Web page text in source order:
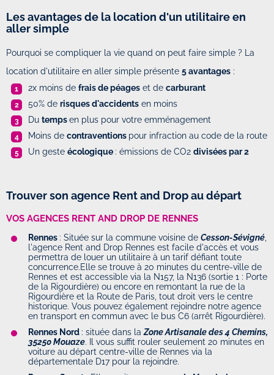
Les avantages de la location d'un utilitaire en
aller simple
Pourquoi se compliquer la vie quand on peut faire simple ? La
location d'utilitaire en aller simple présente 5 avantages :
2x moins de frais de péages et de carburant
50% de risques d'accidents en moins
Du tempsen plus pour votre emménagement
Moins de contraventions pour infraction au code de la route
Un geste écologique : émissions de CO2 divisées par 2
Trouver son agence Rent and Drop au départ
VOS AGENCES RENT AND DROP DE RENNES
Rennes : Située sur la commune voisine de Cesson-Sévigné,
l'agence Rent and Drop Rennes est facile d'accès et vous
permettra de louer un utilitaire à un tarif défiant toute
concurrence.Elle se trouve à 20 minutes du centre-ville de
Rennes et est accessible via la N157, la N136 (sortie 1 : Porte
de la Rigourdière) ou encore en remontant la rue de la
Rigourdière et la Route de Paris, tout droit vers le centre
historique. Vous pouvez également rejoindre notre agence
en transport en commun avec le bus C6 (arrêt Rigourdière).
Rennes Nord : située dans laZone Artisanale des 4 Chemins,
35250 Mouaze. Il vous suffit rouler seulement 20 minutes en
voiture au départ centre-ville de Rennes via la
départementale D17 pour la rejoindre.